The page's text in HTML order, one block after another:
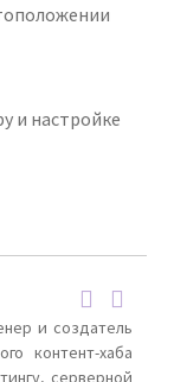
и настройке
и создатель
контент-хаба
серверной